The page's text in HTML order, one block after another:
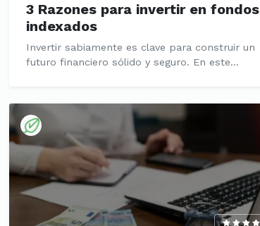
3 Razones para invertir en fondos
indexados
Invertir sabiamente es clave para construir un
futuro financiero sólido y seguro. En este...